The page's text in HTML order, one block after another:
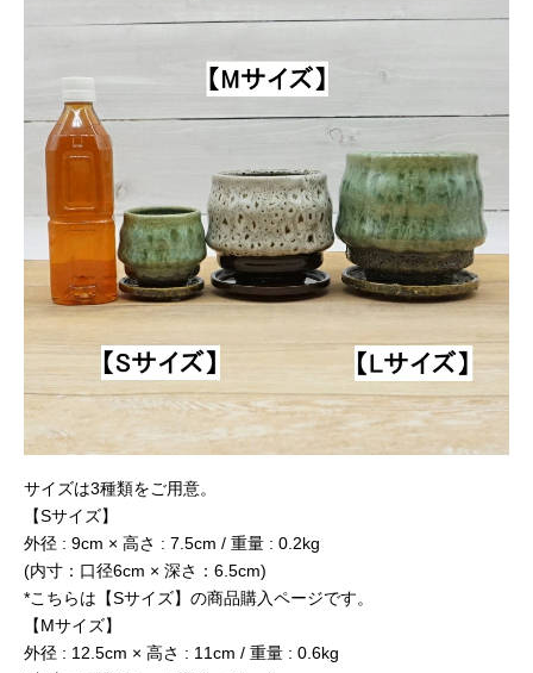
サイズは3種類をご用意。
【Sサイズ】
外径 : 9cm × 高さ : 7.5cm / 重量 : 0.2kg
(内寸：口径6cm × 深さ：6.5cm)
*こちらは【Sサイズ】の商品購入ページです。
【Mサイズ】
外径 : 12.5cm × 高さ : 11cm / 重量 : 0.6kg